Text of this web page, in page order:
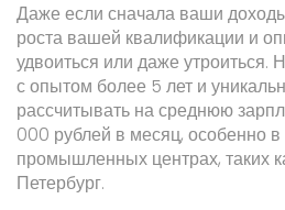
Даже если сначала ваши
роста вашей квалификации и
удвоиться или даже утроиться.
с опытом более 5 лет и
рассчитывать на среднюю
000 рублей в месяц, особенно
промышленных центрах, таких
Петербург.